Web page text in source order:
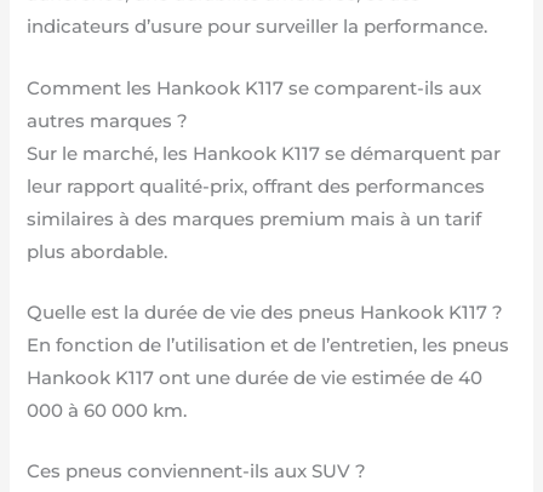
indicateurs d’usure pour surveiller la performance.
Comment les Hankook K117 se comparent-ils aux
autres marques ?
Sur le marché, les Hankook K117 se démarquent par
leur rapport qualité-prix, offrant des performances
similaires à des marques premium mais à un tarif
plus abordable.
Quelle est la durée de vie des pneus Hankook K117 ?
En fonction de l’utilisation et de l’entretien, les pneus
Hankook K117 ont une durée de vie estimée de 40
000 à 60 000 km.
Ces pneus conviennent-ils aux SUV ?